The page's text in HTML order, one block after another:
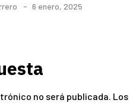
6 enero, 2025
no será publicada. Los